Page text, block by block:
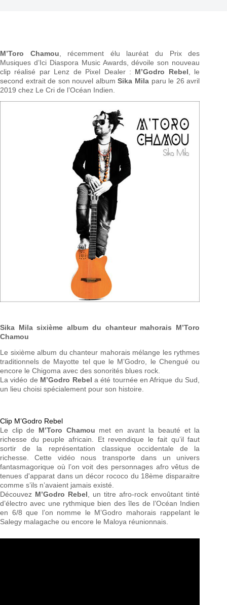
M’Toro Chamou , récemment élu lauréat du Prix des
Musiques d’Ici Diaspora Music Awards, dévoile son nouveau
clip réalisé par Lenz de Pixel Dealer : M’Godro Rebel , le
second extrait de son nouvel albumSika Milaparu le 26 avril
2019 chez Le Cri de l’Océan Indien.
Sika Mila sixième album du chanteur mahorais M’Toro
Chamou
Le sixième album du chanteur mahorais mélange les rythmes
traditionnels de Mayotte tel que le M’Godro, le Chengué ou
encore le Chigoma avec des sonorités blues rock.
La vidéo de M’Godro Rebel a été tournée en Afrique du Sud,
un lieu choisi spécialement pour son histoire.
Clip M’Godro Rebel
Le clip de M’Toro Chamou met en avant la beauté et la
richesse du peuple africain. Et revendique le fait qu’il faut
sortir de la représentation classique occidentale de la
richesse. Cette vidéo nous transporte dans un univers
fantasmagorique où l’on voit des personnages afro vêtus de
tenues d'apparat dans un décor rococo du 18ème disparaitre
comme s’ils n’avaient jamais existé.
Découvez M’Godro Rebel , un titre afro-rock envoûtant tinté
d’électro avec une rythmique bien des îles de l’Océan Indien
en 6/8 que l’on nomme le M’Godro mahorais rappelant le
Salegy malagache ou encore le Maloya réunionnais.